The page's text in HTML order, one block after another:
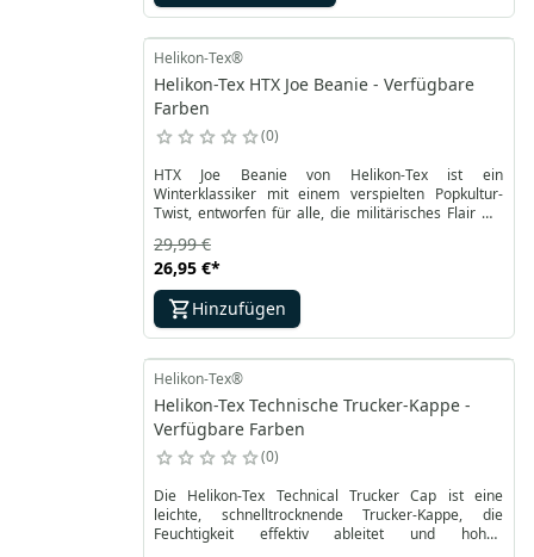
Helikon-Tex®
Helikon-Tex HTX Joe Beanie - Verfügbare
Farben
0
HTX Joe Beanie von Helikon-Tex ist ein
Winterklassiker mit einem verspielten Popkultur-
Twist, entworfen für alle, die militärisches Flair mit
Zone setzen wir auf Produkte mit Charakter – dieses
Modell spielt auf ikonische amerikanische Figuren
und Cartoons an und spricht nicht nur junge
Militärbegeisterte an.
26,95 €*
29,99 €
Hinzufügen
Helikon-Tex®
Helikon-Tex Technische Trucker-Kappe -
Verfügbare Farben
0
Die Helikon-Tex Technical Trucker Cap ist eine
leichte, schnelltrocknende Trucker-Kappe, die
Feuchtigkeit effektiv ableitet und hohen